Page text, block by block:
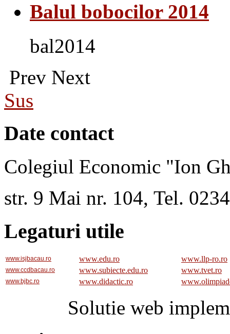
Balul bobocilor 2014
bal2014
Prev Next
Sus
Date contact
Colegiul Economic "Ion
str. 9 Mai nr. 104, Tel.
Legaturi utile
www.isjbacau.ro www.edu.ro www.llp-ro.ro
www.ccdbacau.ro www.subiecte.edu.ro www.tvet.ro
www.bjbc.ro www.didactic.ro
Solutie web